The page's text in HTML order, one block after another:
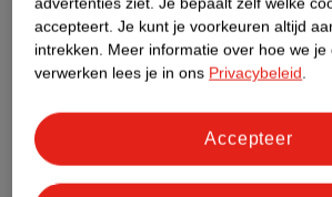
Etiketinformatie
Impact Score.
accepteert. Je kunt je voorkeuren altijd
intrekken. Meer informatie over hoe we je
verwerken lees je in ons Privacybeleid.
Accepteer